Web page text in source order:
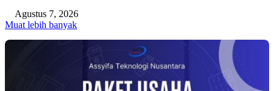
Agustus 7, 2026
Muat lebih banyak